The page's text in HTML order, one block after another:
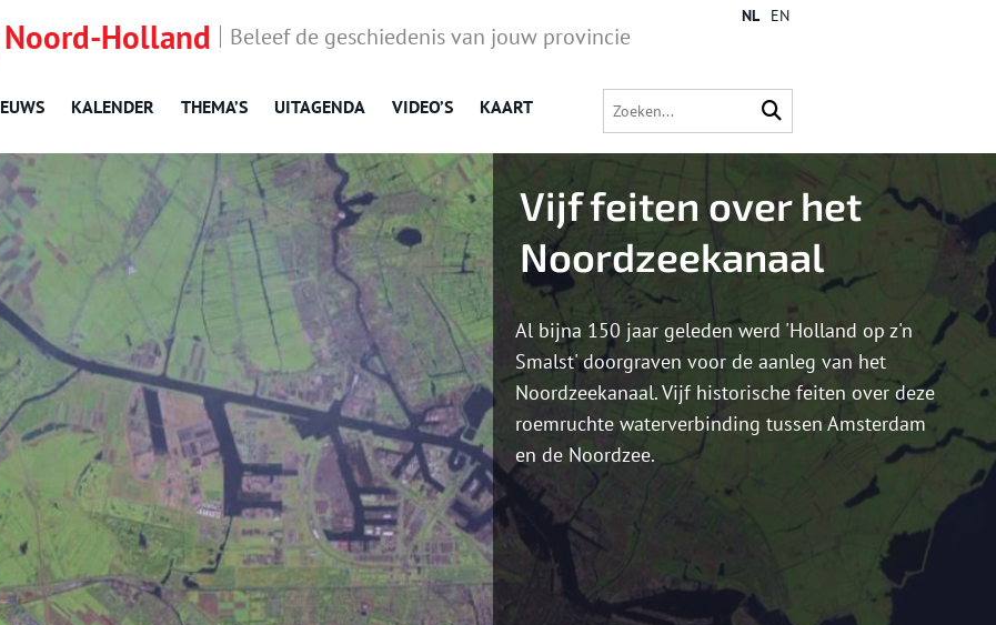
Holland Beleef de geschiedenis van jouw provincie
KALENDER THEMA’S UITAGENDA VIDEO’S KAART
NL EN
Vijf feiten over het
Noordzeekanaal
Al bijna 150 jaar geleden werd 'Holland op z'n
Smalst' doorgraven voor de aanleg van het
Noordzeekanaal. Vijf historische feiten over deze
roemruchte waterverbinding tussen Amsterdam
en de Noordzee.